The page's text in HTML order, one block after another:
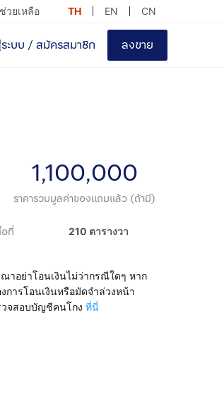
ช่วยเหลือ TH EN CN
ะบบ / สมัครสมาชิก ลงขาย
1,100,000
ราคารวมมูลค่าของแถมแล้ว (ถ้ามี)
อที่ 210 ตารางวา
าอย่าโอนเงินไม่ว่ากรณีใดๆ หาก
การโอนเงินหรือมัดจำล่วงหน้า
วจสอบบัญชีคนโกง ที่นี่